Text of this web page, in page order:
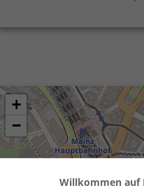
+
−
Willkommen auf